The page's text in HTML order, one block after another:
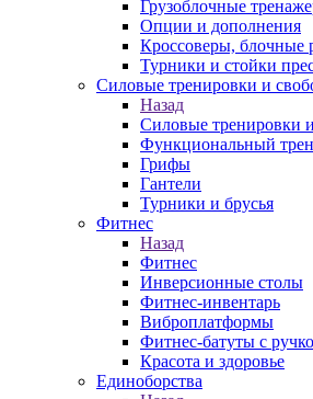
Грузоблочные
Опции и дополнения
Кроссоверы,
Турники и стойки
Силовые тренировки и
Назад
Силовые тренировки
Функциональный
Грифы
Гантели
Турники и брусья
Фитнес
Назад
Фитнес
Инверсионные столы
Фитнес-инвентарь
Виброплатформы
Фитнес-батуты с
Красота и здоровье
Единоборства